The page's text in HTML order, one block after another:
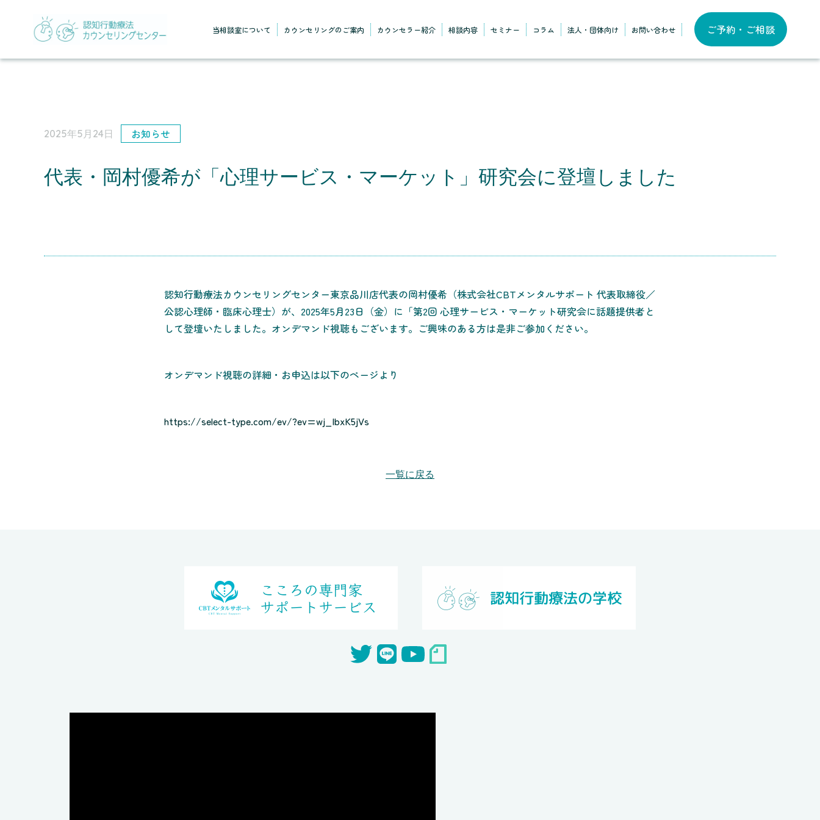
当相談室について カウンセリングのご案内 カウンセラー紹介 相談内容 セミナー コラム 法人・団体向け お問い合わせ ご予約・ご相談
2025年5月24日 お知らせ
代表・岡村優希が「心理サービス・マーケット」研究会に登壇しました
認知行動療法カウンセリングセンター東京品川店代表の岡村優希（株式会社CBTメンタルサポート 代表取締役／
公認心理師・臨床心理士）が、2025年5月23日（金）に「第2回 心理サービス・マーケット研究会に話題提供者と
して登壇いたしました。オンデマンド視聴もございます。ご興味のある方は是非ご参加ください。
オンデマンド視聴の詳細・お申込は以下のページより
https://select-type.com/ev/?ev=wj_IbxK5jVs
一覧に戻る